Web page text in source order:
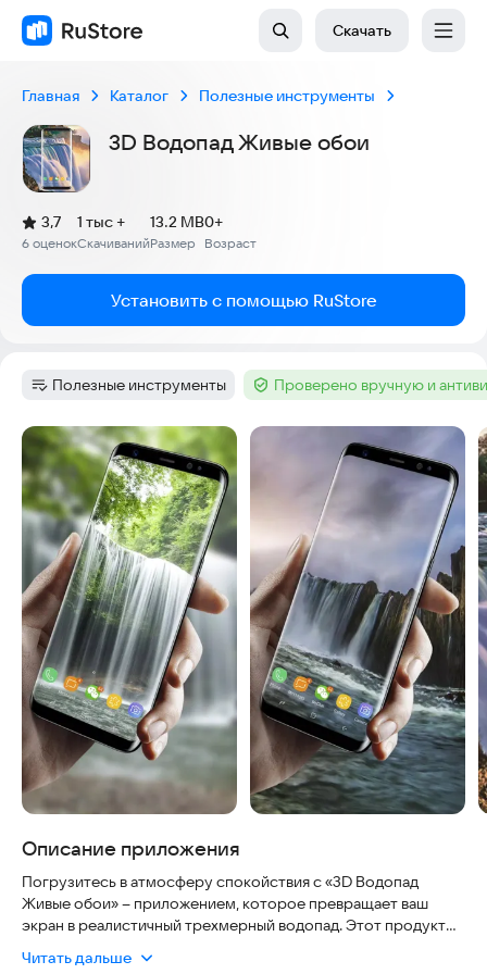
Скачать
Главная Каталог Полезные инструменты
3D Водопад Живые обои
Рейтинг:
3,7
(
6 оценок
)
Скачиваний
1 тыс +
Размер
13.2 MB
Возраст
0+
Установить с помощью RuStore
Категория:
Полезные инструменты Тег :Проверено вручную и
Скриншоты
Описание приложения
Погрузитесь в атмосферу спокойствия с «3D Водопад
Живые обои» – приложением, которое превращает ваш
экран в реалистичный трехмерный водопад. Этот продукт
работает стабильно на современных смартфонах,
Читать дальше